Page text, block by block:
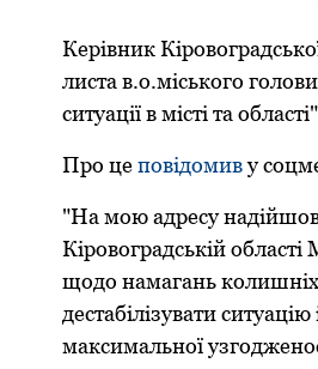
Керівник
листа в.о.міського
ситуації в місті та
Про цеповідомиву
"На мою адресу
Кіровоградській
щодо намагань колишніх
дестабілізувати
максимальної